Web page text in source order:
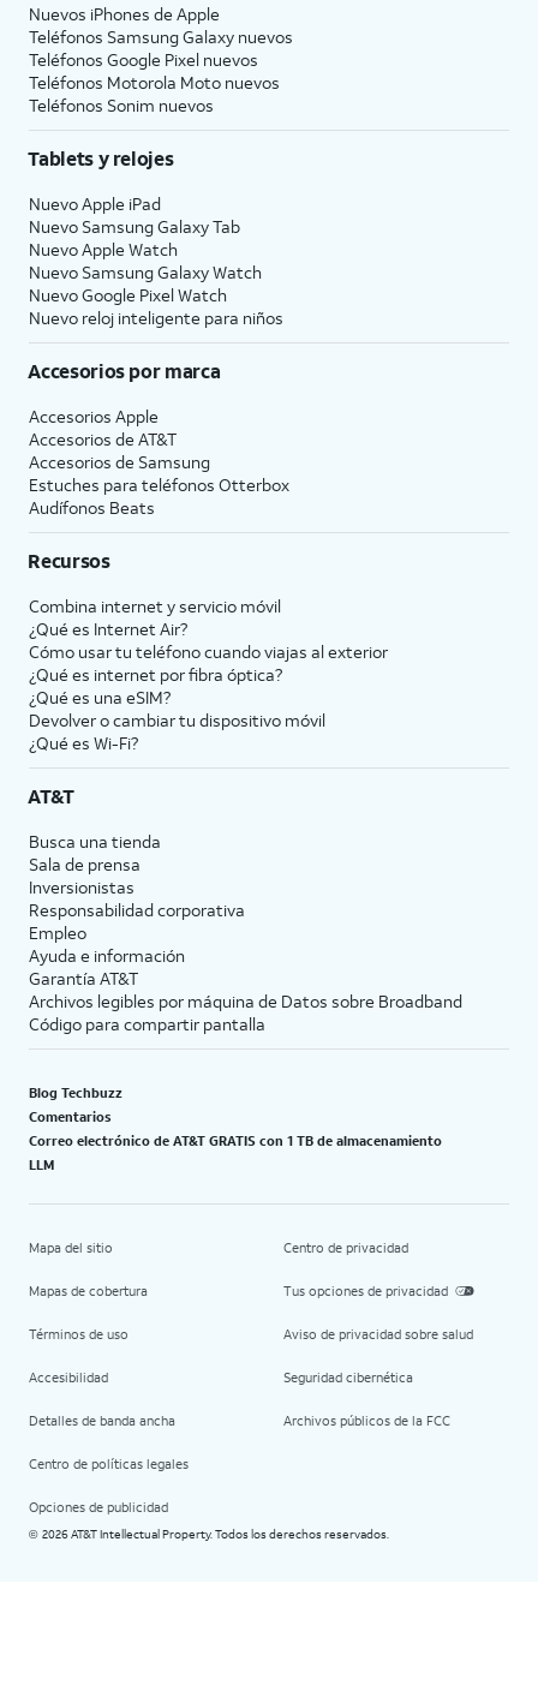
Nuevos iPhones de Apple
Teléfonos Samsung Galaxy nuevos
Teléfonos Google Pixel nuevos
Teléfonos Motorola Moto nuevos
Teléfonos Sonim nuevos
Tablets y relojes
Nuevo Apple iPad
Nuevo Samsung Galaxy Tab
Nuevo Apple Watch
Nuevo Samsung Galaxy Watch
Nuevo Google Pixel Watch
Nuevo reloj inteligente para niños
Accesorios por marca
Accesorios Apple
Accesorios de AT&T
Accesorios de Samsung
Estuches para teléfonos Otterbox
Audífonos Beats
Recursos
Combina internet y servicio móvil
¿Qué es Internet Air?
Cómo usar tu teléfono cuando viajas al exterior
¿Qué es internet por fibra óptica?
¿Qué es una eSIM?
Devolver o cambiar tu dispositivo móvil
¿Qué es Wi-Fi?
AT&T
Busca una tienda
Sala de prensa
Inversionistas
Responsabilidad corporativa
Empleo
Ayuda e información
Garantía AT&T
Archivos legibles por máquina de Datos sobre Broadband
Código para compartir pantalla
Blog Techbuzz
Comentarios
Correo electrónico de AT&T GRATIS con 1 TB de almacenamiento
LLM
Mapa del sitio
Mapas de cobertura
Términos de uso
Accesibilidad
Detalles de banda ancha
Centro de políticas legales
Opciones de publicidad
Centro de privacidad
Tus opciones de privacidad
Aviso de privacidad sobre salud
Seguridad cibernética
Archivos públicos de la FCC
© 2026 AT&T Intellectual Property. Todos los derechos reservados.